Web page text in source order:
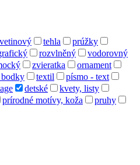
tehla
prúžky
rozvlněný
vodorovný
zvieratka
ornament
bodky textil
písmo - text
detské
kvety, listy
prírodné motívy, koža
pruhy